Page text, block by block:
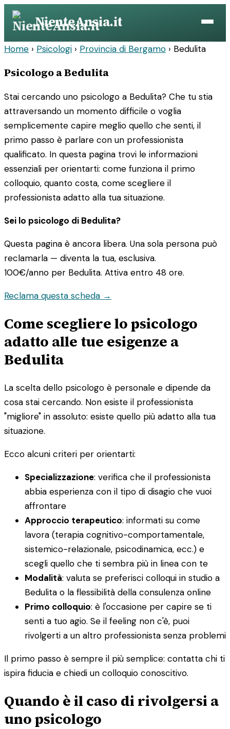
Vai
contenuto
NienteAnsia.it
Home › Psicologi › Provincia di Bergamo › Bedulita
Psicologo a Bedulita
Stai cercando uno psicologo a Bedulita? Che tu stia
attraversando un momento difficile o voglia
semplicemente capire meglio quello che senti, il
primo passo è parlare con un professionista
qualificato. In questa pagina trovi le informazioni
essenziali per orientarti: come funziona il primo
colloquio, quanto costa, come scegliere il
professionista adatto alla tua situazione.
Sei lo psicologo di Bedulita?
Questa pagina è ancora libera. Una sola persona può
reclamarla — diventa la tua, esclusiva.
100€/anno per Bedulita. Attiva entro 48 ore.
Reclama questa scheda →
Come scegliere lo psicologo
adatto alle tue esigenze a
Bedulita
La scelta dello psicologo è personale e dipende da
cosa stai cercando. Non esiste il professionista
"migliore" in assoluto: esiste quello più adatto alla tua
situazione.
Ecco alcuni criteri per orientarti:
Specializzazione: verifica che il professionista
abbia esperienza con il tipo di disagio che vuoi
affrontare
Approccio terapeutico: informati su come
lavora (terapia cognitivo-comportamentale,
sistemico-relazionale, psicodinamica, ecc.) e
scegli quello che ti sembra più in linea con te
Modalità: valuta se preferisci colloqui in studio a
Bedulita o la flessibilità della consulenza online
Primo colloquio: è l'occasione per capire se ti
senti a tuo agio. Se il feeling non c'è, puoi
rivolgerti a un altro professionista senza problemi
Il primo passo è sempre il più semplice: contatta chi ti
ispira fiducia e chiedi un colloquio conoscitivo.
Quando è il caso di rivolgersi a
uno psicologo